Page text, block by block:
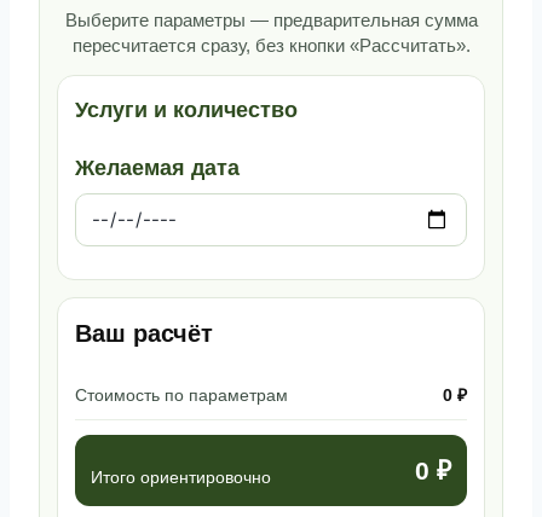
Выберите параметры — предварительная сумма
пересчитается сразу, без кнопки «Рассчитать».
Услуги и количество
Желаемая дата
Ваш расчёт
Стоимость по параметрам 0 ₽
Итого ориентировочно 0 ₽